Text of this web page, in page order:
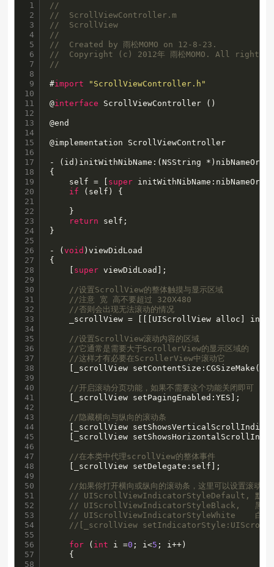
1
2
3
4
5
6
7
8
9
10
11
12
13
14
15
16
17
18
19
20
21
22
23
24
25
26
27
28
29
30
31
32
33
34
35
36
37
38
39
40
41
42
43
44
45
46
47
48
49
50
51
52
53
54
55
56
57
58
//
//  ScrollViewController.m
//  ScrollView
//
//  Created by 雨松MOMO on 12-8-23.
//  Copyright (c) 2012年 雨松MOMO. All rights
//
#import "ScrollViewController.h"
@interface ScrollViewController ()
@end
@implementation ScrollViewController
- (id)initWithNibName:(NSString
{
    self = [
super
if (self) {
    }
return self;
}
- (void )viewDidLoad
{
super viewDidLoad];
//设置ScrollView的整体触摸与显示区域
//注意 宽 高不要超过 320X480
//否则会出现无法滚动的情况
_scrollView = [[[UIScrollView alloc]
//设置ScrollView滚动内容的区域
//它通常是需要大于ScrollerView的显示区域的
//这样才有必要在ScrollerView中滚动它
    [_scrollView setContentSize:CGSizeMake(
//开启滚动分页功能，如果不需要这个功能关闭即可
    [_scrollView setPagingEnabled:YES];
//隐藏横向与纵向的滚动条
[_scrollView
[_scrollView
//在本类中代理scrollView的整体事件
    [_scrollView setDelegate:self];
//如果你打开横向或纵向的滚动条，这里可以设置滚动条
// UIScrollViewIndicatorStyleDefault, 默认
// UIScrollViewIndicatorStyleBlack,   黑色
// UIScrollViewIndicatorStyleWhite    白色
//[_scrollView
for ( int i =0 ; i<5 ; i++)
    {